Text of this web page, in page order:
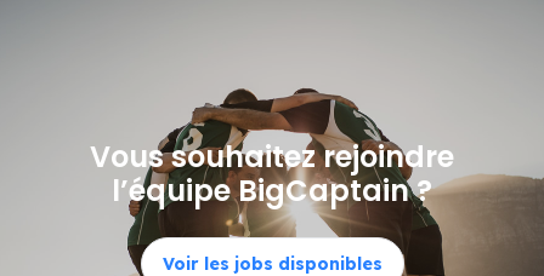
Vous souhaitez rejoindre
l’équipe BigCaptain ?
Voir les jobs disponibles